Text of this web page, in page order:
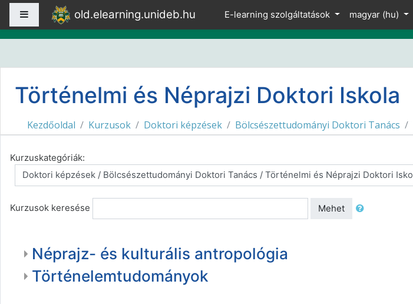
Tovább a fő tartalomhoz
Oldalpanel old.elearning.unideb.hu E-learning szolgáltatások magyar ‎(hu)‎
Történelmi és Néprajzi Doktori Iskola
Kezdőoldal Kurzusok Doktori képzések Bölcsészettudományi Doktori Tanács
Kurzuskategóriák:
Kurzusok keresése Mehet
Néprajz- és kulturális antropológia
Történelemtudományok